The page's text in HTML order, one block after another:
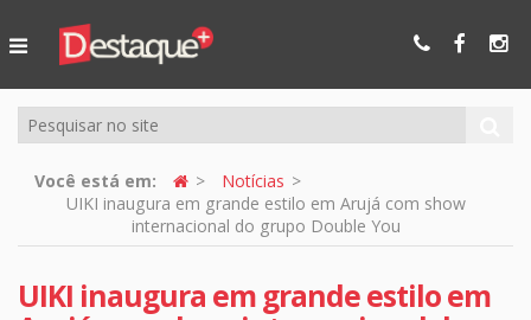
Online
Você está em:
Notícias
UIKI inaugura em grande estilo em Arujá com show
internacional do grupo Double You
UIKI inaugura em grande estilo em